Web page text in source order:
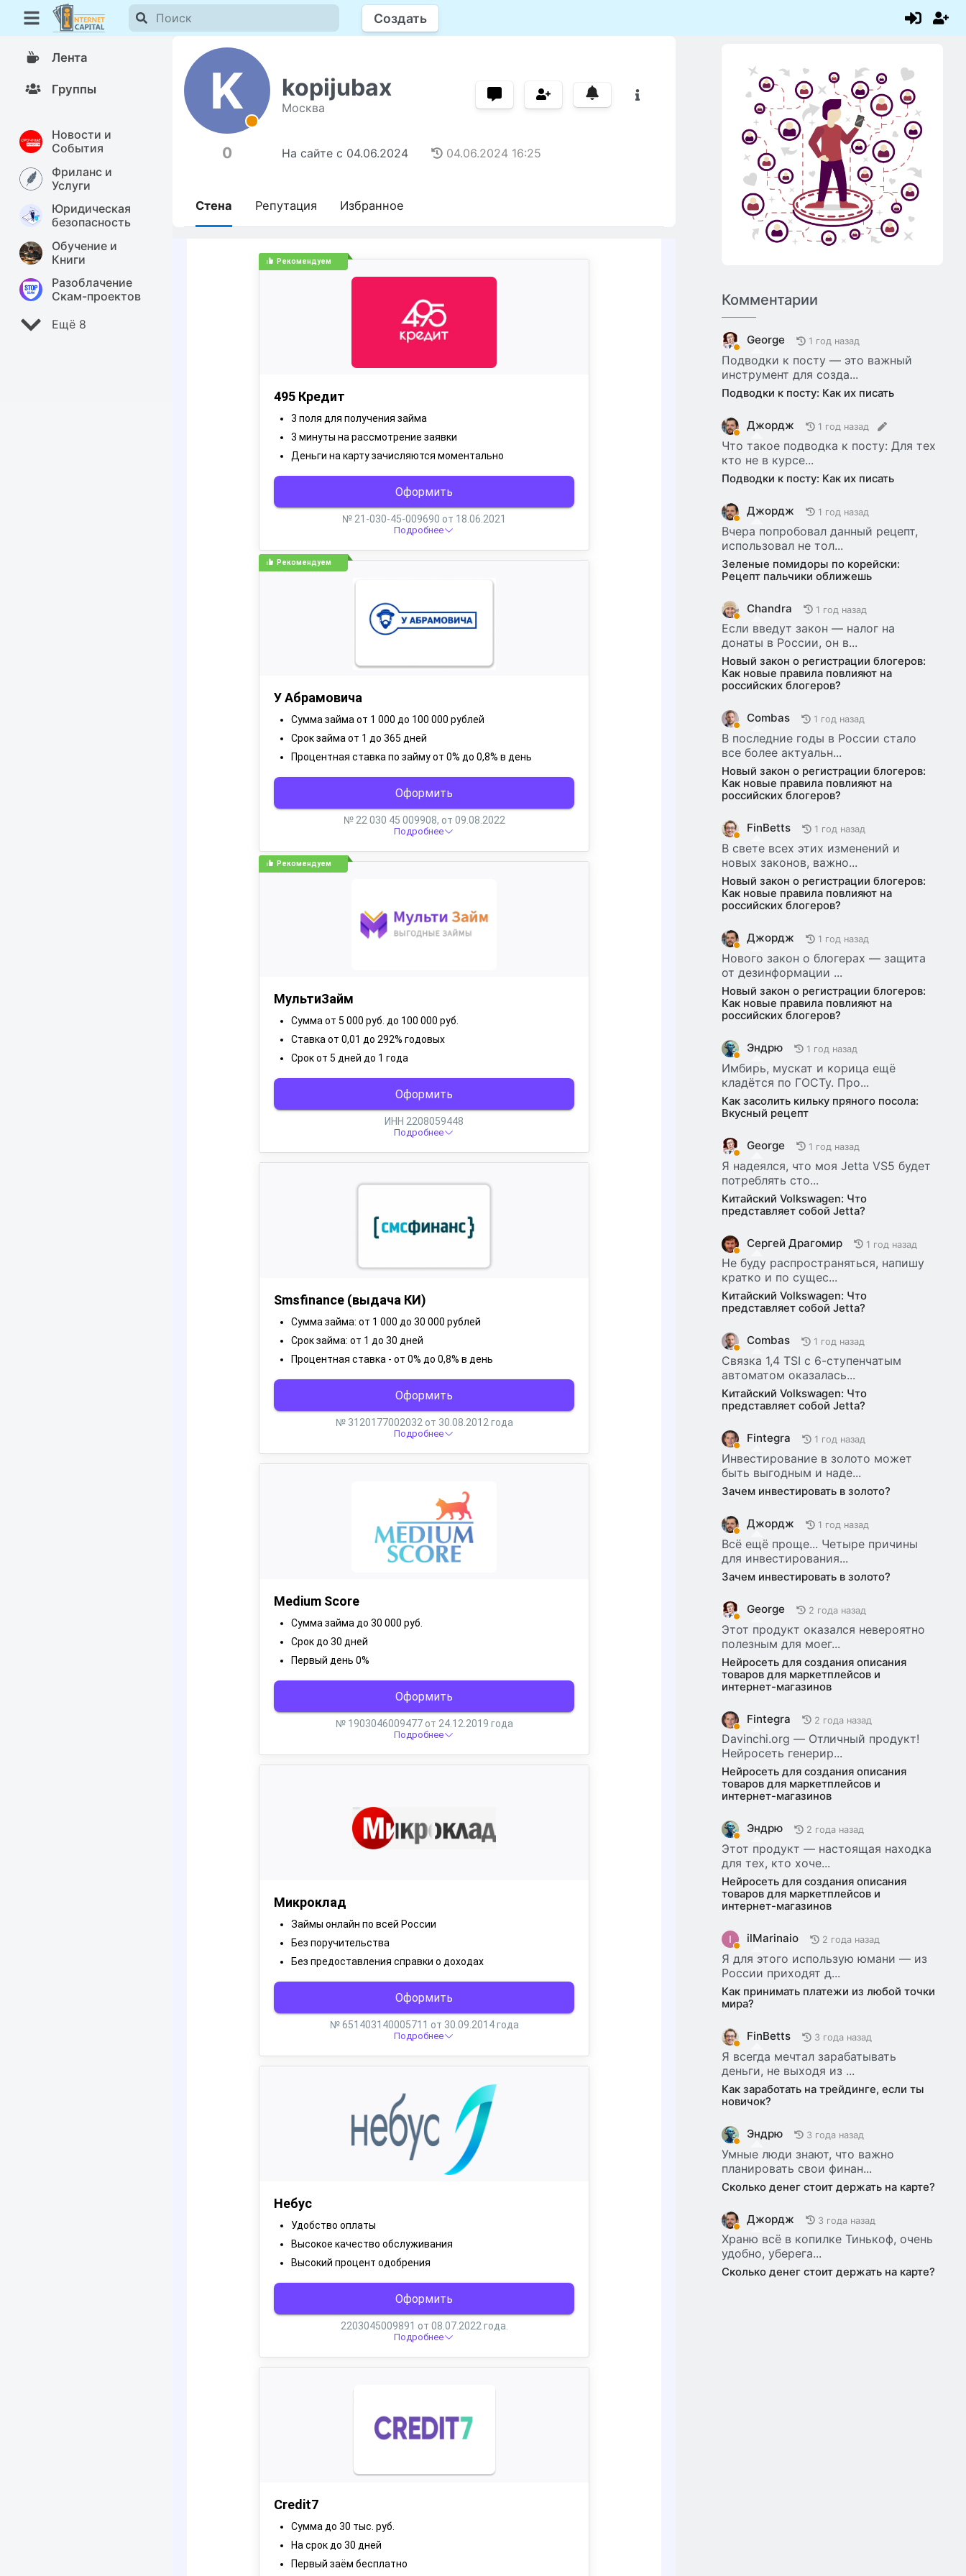
Создать
Лента
Группы
Новости и
События
Фриланс и
Услуги
Юридическая
безопасность
Обучение и
Книги
Разоблачение
Скам-проектов
Ещё 8
K kopijubax
Москва
0 На сайте с 04.06.2024 04.06.2024 16:25
Стена Репутация Избранное
Комментарии
George 1 год назад
Подводки к посту — это важный
инструмент для созда...
Подводки к посту: Как их писать
Джордж 1 год назад
Что такое подводка к посту: Для тех
кто не в курсе...
Подводки к посту: Как их писать
Джордж 1 год назад
Вчера попробовал данный рецепт,
использовал не тол...
Зеленые помидоры по корейски:
Рецепт пальчики оближешь
Chandra 1 год назад
Если введут закон — налог на
донаты в России, он в...
Новый закон о регистрации блогеров:
Как новые правила повлияют на
российских блогеров?
Combas 1 год назад
В последние годы в России стало
все более актуальн...
Новый закон о регистрации блогеров:
Как новые правила повлияют на
российских блогеров?
FinBetts 1 год назад
В свете всех этих изменений и
новых законов, важно...
Новый закон о регистрации блогеров:
Как новые правила повлияют на
российских блогеров?
Джордж 1 год назад
Нового закон о блогерах — защита
от дезинформации ...
Новый закон о регистрации блогеров:
Как новые правила повлияют на
российских блогеров?
Эндрю 1 год назад
Имбирь, мускат и корица ещё
кладётся по ГОСТу. Про...
Как засолить кильку пряного посола:
Вкусный рецепт
George 1 год назад
Я надеялся, что моя Jetta VS5 будет
потреблять сто...
Китайский Volkswagen: Что
представляет собой Jetta?
Сергей Драгомир 1 год назад
Не буду распространяться, напишу
кратко и по сущес...
Китайский Volkswagen: Что
представляет собой Jetta?
Combas 1 год назад
Связка 1,4 TSI с 6-ступенчатым
автоматом оказалась...
Китайский Volkswagen: Что
представляет собой Jetta?
Fintegra 1 год назад
Инвестирование в золото может
быть выгодным и наде...
Зачем инвестировать в золото?
Джордж 1 год назад
Всё ещё проще... Четыре причины
для инвестирования...
Зачем инвестировать в золото?
George 2 года назад
Этот продукт оказался невероятно
полезным для моег...
Нейросеть для создания описания
товаров для маркетплейсов и
интернет-магазинов
Fintegra 2 года назад
Davinchi.org — Отличный продукт!
Нейросеть генерир...
Нейросеть для создания описания
товаров для маркетплейсов и
интернет-магазинов
Эндрю 2 года назад
Этот продукт — настоящая находка
для тех, кто хоче...
Нейросеть для создания описания
товаров для маркетплейсов и
интернет-магазинов
I ilMarinaio 2 года назад
Я для этого использую юмани — из
России приходят д...
Как принимать платежи из любой точки
мира?
FinBetts 3 года назад
Я всегда мечтал зарабатывать
деньги, не выходя из ...
Как заработать на трейдинге, если ты
новичок?
Эндрю 3 года назад
Умные люди знают, что важно
планировать свои финан...
Сколько денег стоит держать на карте?
Джордж 3 года назад
Храню всё в копилке Тинькоф, очень
удобно, уберега...
Сколько денег стоит держать на карте?